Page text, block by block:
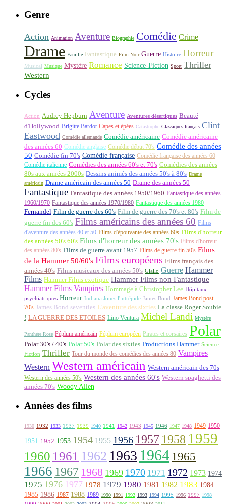
Genre
Action Animation Aventure Biographie Comédie Crime
Drame Famille Fantastique Film-Noir Guerre Histoire Horreur
Musical Musique Mystère Romance Science-Fiction Sport Thriller
Western
Cycles
Action Audrey Hepburn Aventure Aventures désertiques Beauté
d'Hollywood Brigitte Bardot Capes et épées Catastrophe Classiques français Clint
Eastwood Comédie allemande Comédie américaine Comédie américaine
des années 60 Comédie anglaise Comédie début 70's Comédie des années
50 Comédie fin 70's Comédie française Comédie française des années 60
Comédie italienne Comédies des années 60's et 70's Comédies des années
80s aux années 2000s Dessins animés des années 50's à 80's Drame
américain Drame américain des années 50 Drame des années 50
Fantastique Fantastique des années 1950/1960 Fantastique des années
1960/1970 Fantastique des années 1970/1980 Fantastique des années 1980
Fernandel Film de guerre des 60's Film de guerre des 70's et 80's Film de
guerre fin des 60's Films américains des années 60 Films
d'aventure des années 40 et 50 Films d'épouvante des années 60s Films d'horreur
des années 50's 60's Films d'horreur des années 70's Films d'horreur
des années 80's Films de guerre avant 1957 Films de guerre fin 50's Films
de la Hammer 50/60's Films européens Films français des
années 40's Films musicaux des années 50's Giallo Guerre Hammer
Films Hammer Films exotique Hammer Films non Fantastique
Hammer Films Vampires Hommage à Christopher Lee Hôpitaux
psychiatriques Horreur Indiana Jones l'intrépide James Bond James Bond post
70's James Bond seventies L'aventure des sixties La classe Roger Soubie
! LA GUERRE DES ETOILES Lino Ventura Michel Landi Mystère
Panthère Rose Péplum américain Péplum européen Pirates et corsaires Polar
Polar 30's / 40's Polar 50's Polar des sixties Productions Hammer Science-
Fiction Thriller Tour du monde des comédies des années 80 Vampires
Western Western américain Western américain des 70s
Western des années 50's Western des années 60's Western spaghetti des
années 70's Woody Allen
Années des films
1930 1932 1933 1937 1939 1940 1941 1942 1943 1945 1946 1947 1948 1949 1950
1951 1952 1953 1954 1955 1956 1957 1958 1959
1960 1961 1962 1963 1964 1965
1966 1967 1968 1969 1970 1971 1972 1973 1974
1975 1976 1977 1978 1979 1980 1981 1982 1983 1984
1985 1986 1987 1988 1989 1990 1991 1992 1993 1994 1995 1996 1997 1998